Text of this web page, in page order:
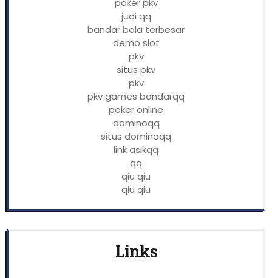
poker pkv
judi qq
bandar bola terbesar
demo slot
pkv
situs pkv
pkv
pkv games bandarqq
poker online
dominoqq
situs dominoqq
link asikqq
qq
qiu qiu
qiu qiu
Links